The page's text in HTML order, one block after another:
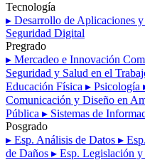
Tecnología
▸ Desarrollo de Aplicaciones
Seguridad Digital
Pregrado
▸ Mercadeo e Innovación
Seguridad y Salud en el
Educación Física ▸ Psicología
Comunicación y Diseño en
Pública ▸ Sistemas de
Posgrado
▸ Esp. Análisis de Datos ▸
de Daños ▸ Esp. Legislación